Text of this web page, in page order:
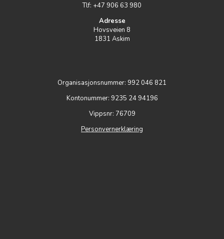
Tlf: +47 906 63 980
Adresse
Hovsveien 8
1831 Askim
Organisasjonsnummer: 992 046 821
Kontonummer: 9235 24 94196
Vippsnr: 76709
Personvernerklæring